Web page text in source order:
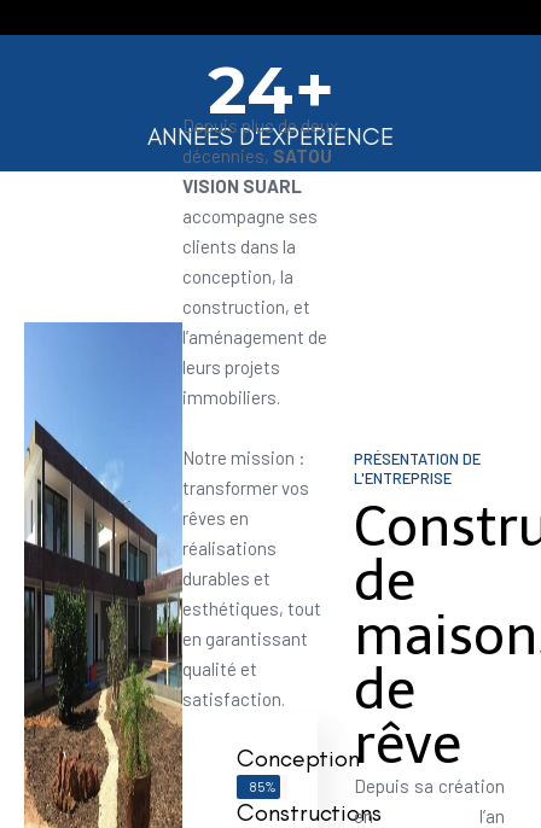
24+
ANNEES D'EXPERIENCE
Depuis plus de deux
décennies, SATOU
VISION SUARL
accompagne ses
clients dans la
conception, la
construction, et
l’aménagement de
leurs projets
immobiliers.
Notre mission :
transformer vos
rêves en
réalisations
durables et
esthétiques, tout
en garantissant
qualité et
satisfaction.
Conception
85%
Constructions
PRÉSENTATION DE
L'ENTREPRISE
de
de
rêve
Depuis sa création
en l’an